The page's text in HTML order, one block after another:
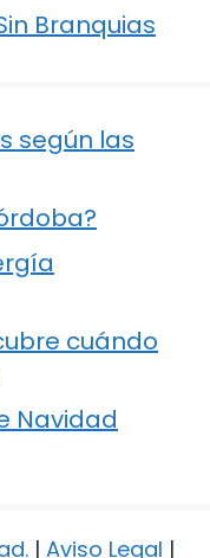
Branquias
según las
cuándo
Navidad
. | Aviso Legal |